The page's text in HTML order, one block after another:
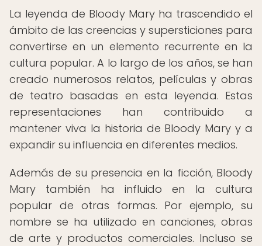
La leyenda de Bloody Mary ha trascendido el
ámbito de las creencias y supersticiones para
convertirse en un elemento recurrente en la
cultura popular. A lo largo de los años, se han
creado numerosos relatos, películas y obras
de teatro basadas en esta leyenda. Estas
representaciones han contribuido a
mantener viva la historia de Bloody Mary y a
expandir su influencia en diferentes medios.
Además de su presencia en la ficción, Bloody
Mary también ha influido en la cultura
popular de otras formas. Por ejemplo, su
nombre se ha utilizado en canciones, obras
de arte y productos comerciales. Incluso se